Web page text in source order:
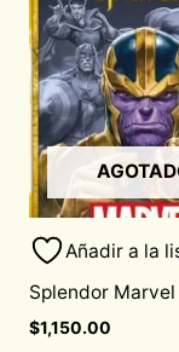
Añadir a la
Splendor Marvel
$1,150.00